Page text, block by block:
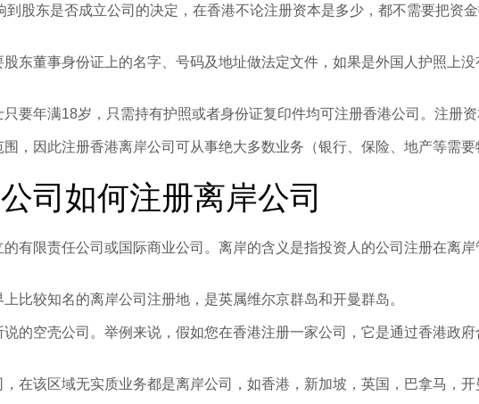
股东是否成立公司的决定，在香港不论注册资本是多少，都不需要把资
东董事身份证上的名字、号码及地址做法定文件，如果是外国人护照上
要年满18岁，只需持有护照或者身份证复印件均可注册香港公司。注册资
，因此注册香港离岸公司可从事绝大多数业务（银行、保险、地产等需
司如何注册离岸公司
有限责任公司或国际商业公司。离岸的含义是指投资人的公司注册在离
比较知名的离岸公司注册地，是英属维尔京群岛和开曼群岛。
的空壳公司。举例来说，假如您在香港注册一家公司，它是通过香港政
在该区域无实质业务都是离岸公司，如香港，新加坡，英国，巴拿马，开